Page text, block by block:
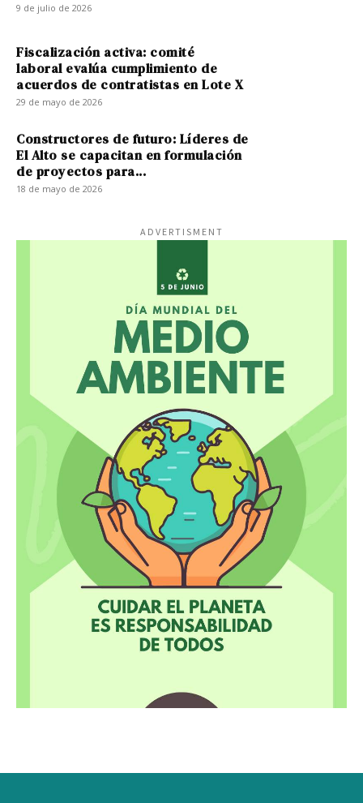
9 de julio de 2026
Fiscalización activa: comité
laboral evalúa cumplimiento de
acuerdos de contratistas en Lote X
29 de mayo de 2026
Constructores de futuro: Líderes de
El Alto se capacitan en formulación
de proyectos para...
18 de mayo de 2026
ADVERTISMENT